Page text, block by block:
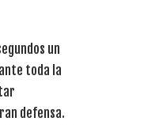
un
toda la
defensa.